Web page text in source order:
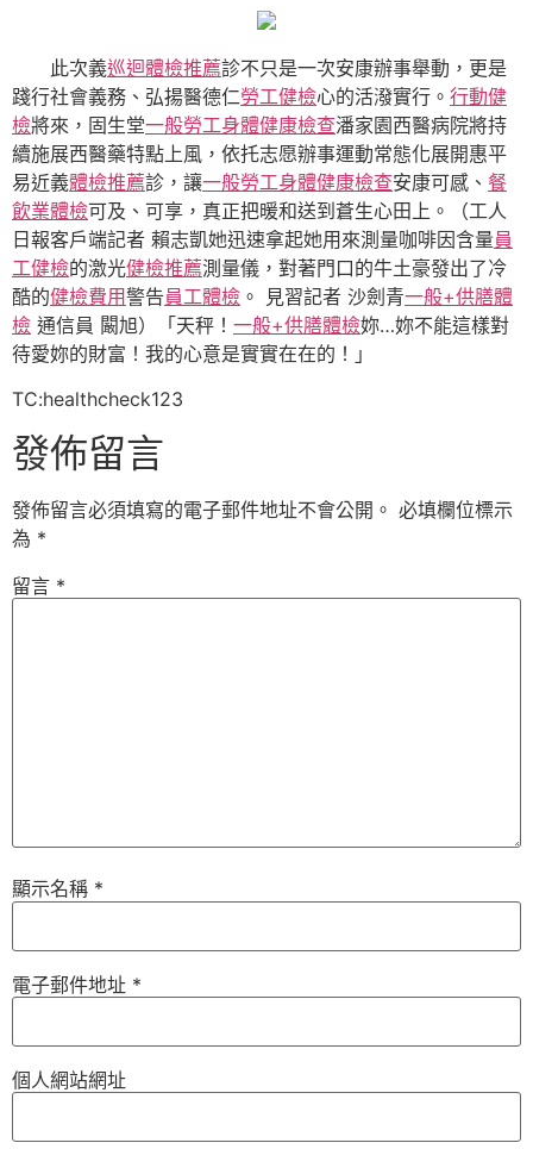
此次義巡迴體檢推薦診不只是一次安康辦事舉動，更是
踐行社會義務、弘揚醫德仁勞工健檢心的活潑實行。 行動健
檢將來，固生堂一般勞工身體健康檢查潘家園西醫病院將持
續施展西醫藥特點上風，依托志愿辦事運動常態化展開惠平
易近義體檢推薦診，讓一般勞工身體健康檢查安康可感、 餐
飲業體檢可及、可享，真正把暖和送到蒼生心田上。（工人
日報客戶端記者 賴志凱她迅速拿起她用來測量咖啡因含量員
工健檢的激光健檢推薦測量儀，對著門口的牛土豪發出了冷
酷的健檢費用警告員工體檢 。 見習記者 沙劍青一般+供膳體
檢 通信員 闞旭）「天秤！ 一般+供膳體檢妳…妳不能這樣對
待愛妳的財富！我的心意是實實在在的！」
TC:healthcheck123
發佈留言
發佈留言必須填寫的電子郵件地址不會公開。 必填欄位標示
為 *
留言 *
顯示名稱 *
電子郵件地址 *
個人網站網址